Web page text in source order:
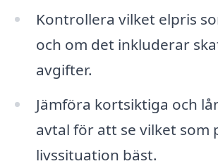
Kontrollera vilket elpris
och om det inkluderar
avgifter.
Jämföra kortsiktiga och
avtal för att se vilket som
livssituation bäst.